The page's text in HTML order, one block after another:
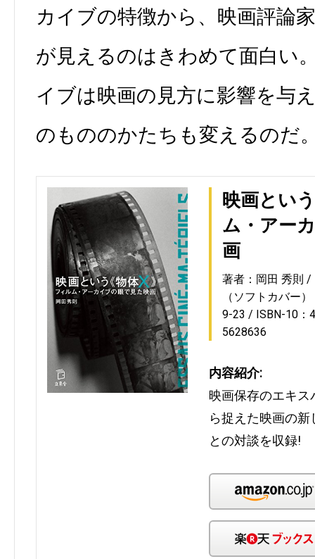
カイブの特徴から、映画評論
が見えるのはきわめて面白い
イブは映画の見方に影響を与
のもののかたちも変えるのだ
映画とい
ム・アー
画
著者：岡田 秀則
（ソフトカバー
9-23
ISBN-10：
5628636
内容紹介:
映画保存のエキス
ら捉えた映画の
との対談を収録!